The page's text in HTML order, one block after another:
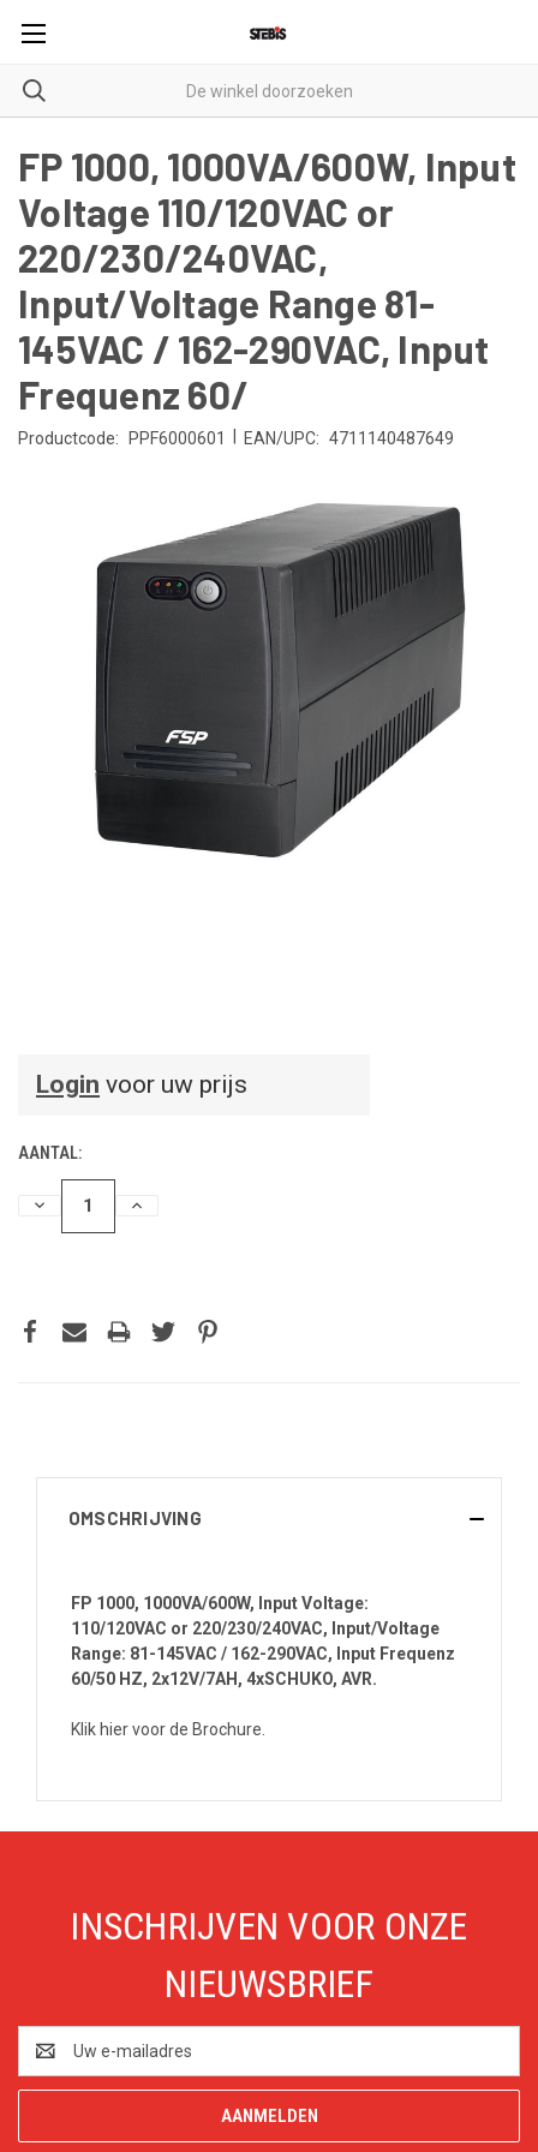
FP 1000, 1000VA/600W, Input
Voltage 110/120VAC or
220/230/240VAC,
Input/Voltage Range 81-
145VAC / 162-290VAC, Input
Frequenz 60/
Productcode: PPF6000601 EAN/UPC: 4711140487649
Login voor uw prijs
AANTAL:
HOEVEELHEIDHOEVEELHEID
OMSCHRIJVING
FP 1000, 1000VA/600W, Input Voltage:
110/120VAC or 220/230/240VAC, Input/Voltage
Range: 81-145VAC / 162-290VAC, Input Frequenz
60/50 HZ, 2x12V/7AH, 4xSCHUKO, AVR.
Klik hier voor de Brochure.
INSCHRIJVEN VOOR ONZE
NIEUWSBRIEF
mailadres